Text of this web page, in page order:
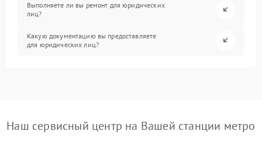
Выполняете ли вы ремонт для юридических
лиц?
Какую документацию вы предоставляете
для юридических лиц?
Наш сервисный центр на Вашей станции метро